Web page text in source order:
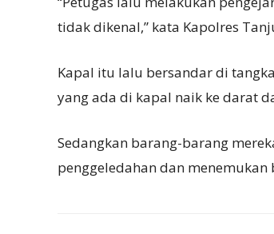
tidak dikenal,” kata Kapolres
Kapal itu lalu bersandar di
yang ada di kapal naik ke darat
Sedangkan barang-barang
penggeledahan dan